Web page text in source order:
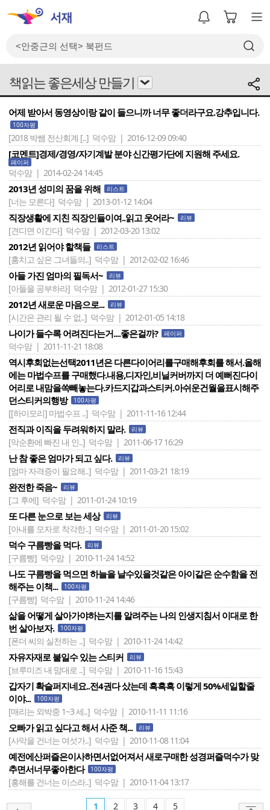
책읽는 좋은세상 만들기
어제 받아서 동영상이랑 같이 들으니까 너무 좋더라구요.강추입니다.
100자평
[2018 박쌤 전산회계 [..] 덕수맘 | 2016-12-09 09:40
[코멘트]경제/경영/자기계발 분야 신간평가단에 지원해 주세요.
페이퍼
덕수맘 | 2014-02-24 14:45
2013년 성미의 꿈을 위해 리스트
[너는 모른다] 덕수맘 | 2013-01-12 14:04
직장생활에 지친 직장인들이여..읽고 웃어라~ 리뷰
[견디면 이긴다] 덕수맘 | 2012-03-20 13:02
2012년 읽어야 할책들 리스트
[훔치고 싶은 그녀들의..] 덕수맘 | 2012-02-02 16:46
아들 가진 엄마의 필독서~ 리뷰
[아들을 공부하라] 덕수맘 | 2012-01-27 15:30
2012년 새로운 마음으로... 리뷰
[시간은 관리 될 수 없..] 덕수맘 | 2012-01-05 14:18
나이가 들수록 어려진다는거....좋은걸까? 페이퍼
덕수맘 | 2011-11-21 18:08
역시후회없는선택2011년은 다른다이어리를구매해후회를 해서.올해
에는 마법수프를 구매했다.내용,디자인,비닐커버까지 더 예뻐진다이
어리로 내맘을쏙빼놓는다.카드지갑과스티커.아쉬운건월을표시해주
던스티커의행방
100자평
[[하이모리] 마법수프 ..] 덕수맘 | 2011-11-16 12:44
전직과 이직을 두려워하지 말라. 리뷰
[악순환에 빠진 내 인..] 덕수맘 | 2011-06-17 16:29
난 참 좋은 엄마가 되고 싶다. 리뷰
[엄마 자격증이 필요해..] 덕수맘 | 2011-03-21 18:19
완전한 죽음~ 리뷰
[그 후에] 덕수맘 | 2011-01-24 10:19
또 다른 눈으로 보는 세상 리뷰
[아내를 모자로 착각한..] 덕수맘 | 2011-01-20 15:02
덕수 구름빵을 먹다. 리뷰
[구름빵] 덕수맘 | 2010-11-24 14:52
나도 구름빵을 먹으면 하늘을 날수있을것같은 아이같은 순수함을 전
해주는 이책...
100자평
[구름빵] 덕수맘 | 2010-11-24 14:46
삶을 어떻게 살아가야하는지를 알려주는 나의 인생지침서 이대로 한
번 살아보자.
100자평
[폰더 씨의 실천하는 ..] 덕수맘 | 2010-11-24 14:42
자유자재로 붙일수 있는 스티커 리뷰
[브루미즈 내 맘대로 ..] 덕수맘 | 2010-11-16 15:43
갑자기 확슬퍼지네요..전4권다 샀는데 흑흑흑 이렇게 50%세일할줄
이야...
100자평
[매리는 외박중 1~3 세..] 덕수맘 | 2010-11-11 11:16
오빠가 읽고 싶다고 해서 사준 책... 리뷰
[사막을 건너는 여섯가..] 덕수맘 | 2010-11-08 11:04
예전에산퍼즐은이사하면서없어져서 새로구매한 성경퍼즐덕수가 맞
추면서너무좋아한다
100자평
[홍해를 건너는 이스라..] 덕수맘 | 2010-11-04 13:17
1 2 3 4 5